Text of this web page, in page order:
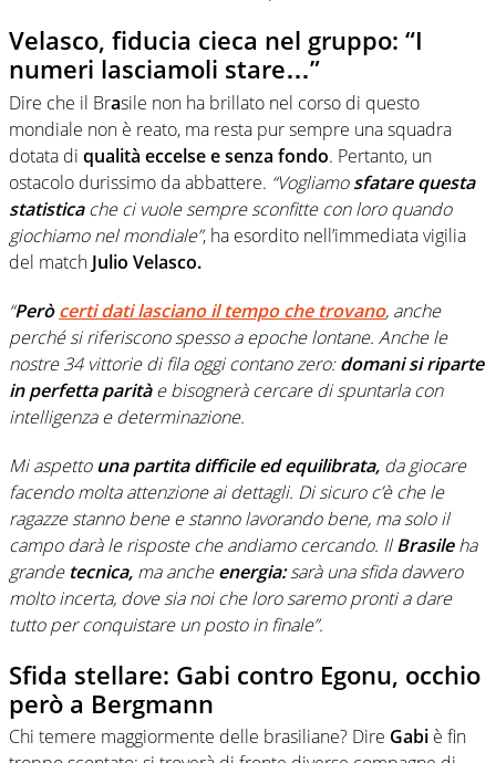
Velasco, fiducia cieca nel gruppo: “I
numeri lasciamoli stare…”
Dire che il Brasile non ha brillato nel corso di questo
mondiale non è reato, ma resta pur sempre una squadra
dotata di qualità eccelse e senza fondo. Pertanto, un
ostacolo durissimo da abbattere. “Vogliamosfatare questa
statisticache ci vuole sempre sconfitte con loro quando
giochiamo nel mondiale”, ha esordito nell’immediata vigilia
del match Julio Velasco.
“Peròcerti dati lasciano il tempo che trovano, anche
perché si riferiscono spesso a epoche lontane. Anche le
nostre 34 vittorie di fila oggi contano zero:domani si riparte
in perfetta paritàe bisognerà cercare di spuntarla con
intelligenza e determinazione.
Mi aspettouna partita difficile ed equilibrata, da giocare
facendo molta attenzione ai dettagli. Di sicuro c’è che le
ragazze stanno bene e stanno lavorando bene, ma solo il
campo darà le risposte che andiamo cercando. IlBrasileha
grande tecnica, ma ancheenergia:sarà una sfida davvero
molto incerta, dove sia noi che loro saremo pronti a dare
tutto per conquistare un posto in finale”.
Sfida stellare: Gabi contro Egonu, occhio
però a Bergmann
Chi temere maggiormente delle brasiliane? Dire Gabi è fin